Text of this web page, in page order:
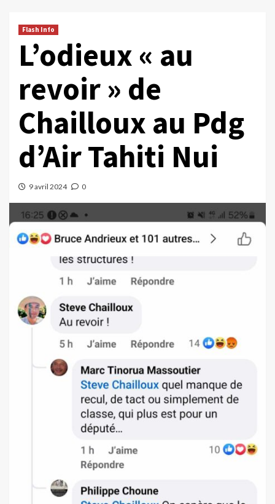
Flash Info
L’odieux « au
revoir » de
Chailloux au Pdg
d’Air Tahiti Nui
9 avril 2024 0